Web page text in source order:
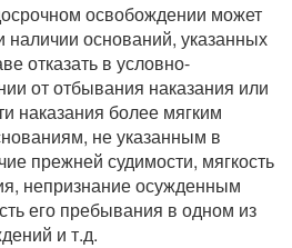
освобождении может
наличии оснований, указанных
отказать в условно-
от отбывания наказания или
наказания более мягким
не указанным в
прежней судимости, мягкость
непризнание осужденным
его пребывания в одном из
и т.д.